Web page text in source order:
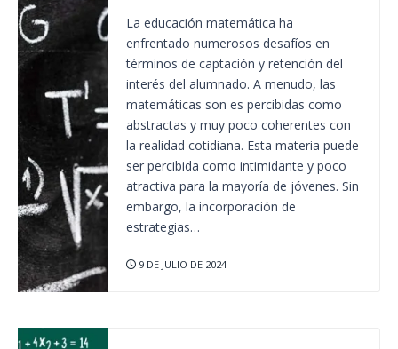
La educación matemática ha
enfrentado numerosos desafíos en
términos de captación y retención del
interés del alumnado. A menudo, las
matemáticas son es percibidas como
abstractas y muy poco coherentes con
la realidad cotidiana. Esta materia puede
ser percibida como intimidante y poco
atractiva para la mayoría de jóvenes. Sin
embargo, la incorporación de
estrategias…
9 DE JULIO DE 2024